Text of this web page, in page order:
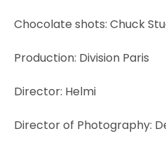
Chocolate shots: Chuck
Production: Division Paris
Director: Helmi
Director of Photography: